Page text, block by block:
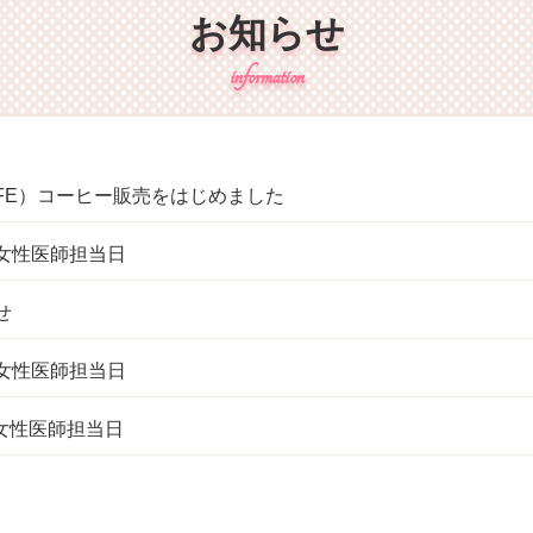
お知らせ
）コーヒー販売をはじめました
医師担当日
医師担当日
医師担当日